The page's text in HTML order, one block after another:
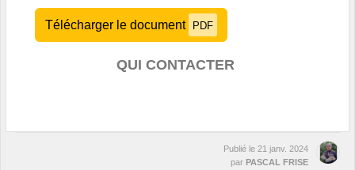
Télécharger le document PDF
QUI CONTACTER
Publié le 21 janv. 2024
par PASCAL FRISE